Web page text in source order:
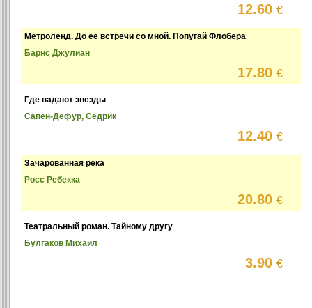
12.60€
Метроленд. До ее встречи со мной. Попугай Флобера
Барнс Джулиан
17.80€
Где падают звезды
Сапен-Дефур, Седрик
12.40€
Зачарованная река
Росс Ребекка
20.80€
Театральный роман. Тайному другу
Булгаков Михаил
3.90€